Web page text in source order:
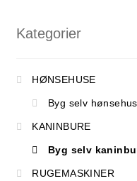
Kategorier
HØNSEHUSE
Byg selv hønsehus
KANINBURE
Byg selv
RUGEMASKINER